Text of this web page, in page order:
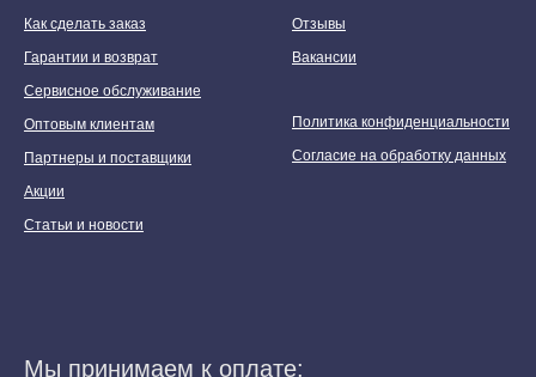
Как сделать заказ
Гарантии и возврат
Сервисное обслуживание
Оптовым клиентам
Партнеры и поставщики
Акции
Статьи и новости
Отзывы
Вакансии
Политика конфиденциальности
Согласие на обработку данных